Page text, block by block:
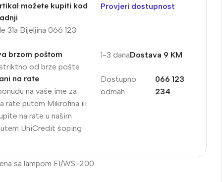
možete kupiti kod
31a Bijeljina 066 123
Provjeri dostupnost
brzom poštom
od brze pošte
1-3 danaDostava 9 KM
na rate
na vaše ime za
rate putem Mikrofina ili
na rate u našim
UniCredit šoping
Dostupno
odmah
066 123
234
sa lampom F1/WS-200